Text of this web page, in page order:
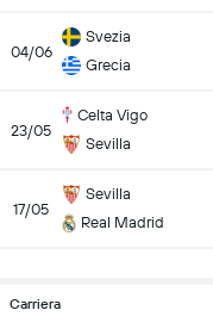
04/06
Svezia
Grecia
23/05
Celta Vigo
Sevilla
17/05
Sevilla
Real Madrid
Carriera